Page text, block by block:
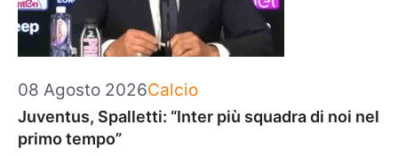
08 Agosto 2026Categorie
Calcio
Juventus, Spalletti: “Inter più squadra di noi nel
primo tempo”